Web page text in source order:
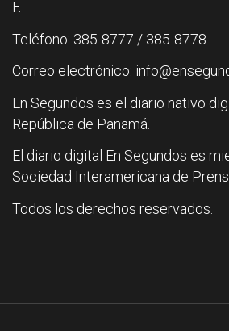
F.
Teléfono: 385-8777 / 385-8778
Correo electrónico:
En Segundos es el diario nativo
República de Panamá.
El diario digital En Segundos es
Sociedad Interamericana de
Todos los derechos reservados.